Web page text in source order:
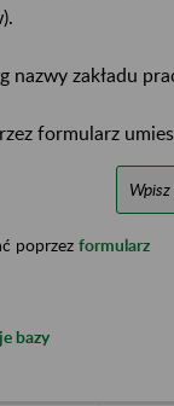
nazwy zakładu
formularz
poprzez formularz
bazy